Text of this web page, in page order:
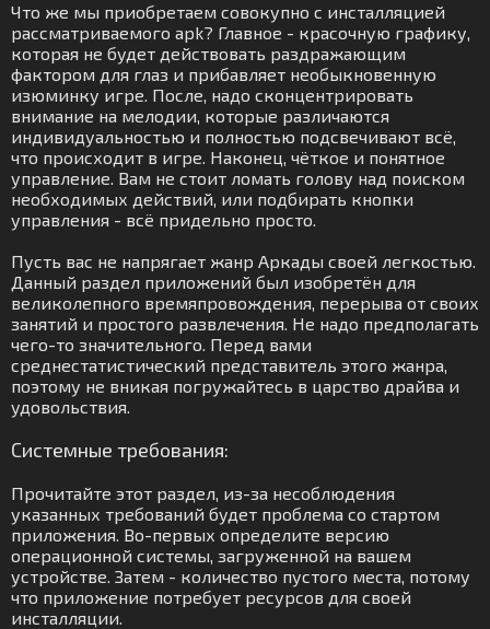
Что же мы приобретаем совокупно с инсталляцией
рассматриваемого apk? Главное - красочную графику,
которая не будет действовать раздражающим
фактором для глаз и прибавляет необыкновенную
изюминку игре. После, надо сконцентрировать
внимание на мелодии, которые различаются
индивидуальностью и полностью подсвечивают всё,
что происходит в игре. Наконец, чёткое и понятное
управление. Вам не стоит ломать голову над поиском
необходимых действий, или подбирать кнопки
управления - всё придельно просто.
Пусть вас не напрягает жанр Аркады своей легкостью.
Данный раздел приложений был изобретён для
великолепного времяпровождения, перерыва от своих
занятий и простого развлечения. Не надо предполагать
чего-то значительного. Перед вами
среднестатистический представитель этого жанра,
поэтому не вникая погружайтесь в царство драйва и
удовольствия.
Системные требования:
Прочитайте этот раздел, из-за несоблюдения
указанных требований будет проблема со стартом
приложения. Во-первых определите версию
операционной системы, загруженной на вашем
устройстве. Затем - количество пустого места, потому
что приложение потребует ресурсов для своей
инсталляции.